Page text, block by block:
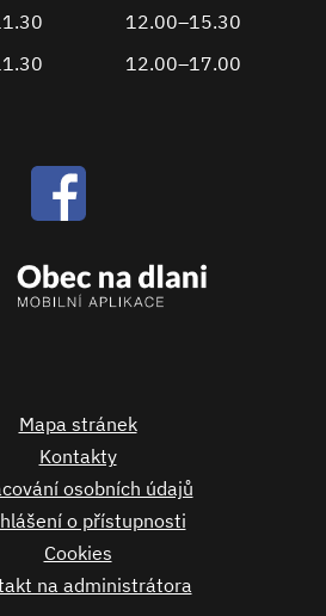
12.00–15.30
12.00–17.00
Mapa stránek
Kontakty
osobních údajů
o přístupnosti
Cookies
na administrátora